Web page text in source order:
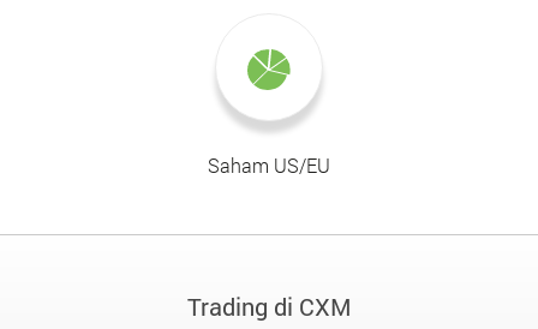
Saham US/EU
Trading di CXM